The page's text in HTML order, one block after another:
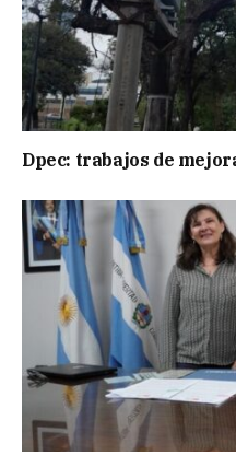
Dpec: trabajos de